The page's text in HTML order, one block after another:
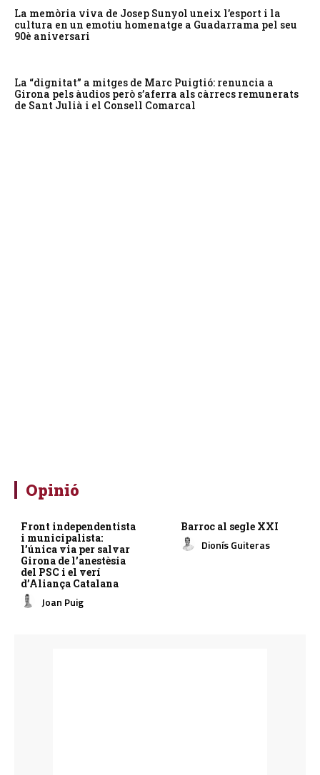
La memòria viva de Josep Sunyol uneix l’esport i la
cultura en un emotiu homenatge a Guadarrama pel seu
90è aniversari
La “dignitat” a mitges de Marc Puigtió: renuncia a
Girona pels àudios però s’aferra als càrrecs remunerats
de Sant Julià i el Consell Comarcal
Opinió
Front independentista
i municipalista:
l’única via per salvar
Girona de l’anestèsia
del PSC i el verí
d’Aliança Catalana
Joan Puig
Barroc al segle XXI
Dionís Guiteras